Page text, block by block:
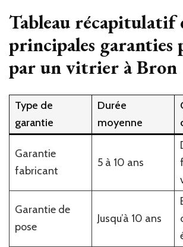
Tableau récapitulatif
principales garanties
par unvitrier à Bron
Type de
garantie
Durée
moyenne
Garantie
fabricant
5 à 10 ans
Garantie de
pose
Jusqu’à 10 ans